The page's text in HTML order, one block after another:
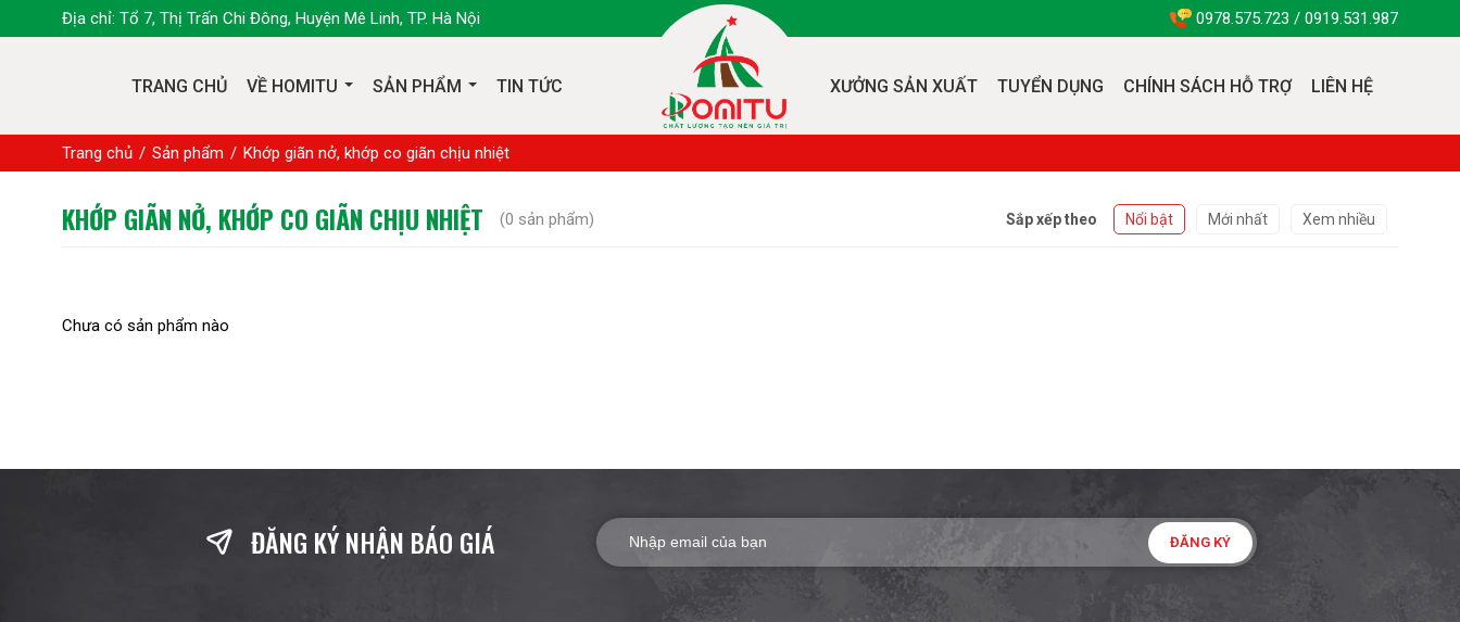
Địa chỉ: Tổ 7, Thị Trấn Chi Đông, Huyện Mê Linh, TP. Hà Nội 0978.575.723 / 0919.531.987
TRANG CHỦ VỀ HOMITU SẢN PHẨM TIN TỨC XƯỞNG SẢN XUẤT TUYỂN DỤNG CHÍNH SÁCH HỖ TRỢ LIÊN HỆ
Trang chủ Sản phẩm Khớp giãn nở, khớp co giãn chịu nhiệt
KHỚP GIÃN NỞ, KHỚP CO GIÃN CHỊU NHIỆT (0 sản phẩm) Sắp xếp theo Nổi bật Mới nhất Xem nhiều
Chưa có sản phẩm nào
ĐĂNG KÝ NHẬN BÁO GIÁ ĐĂNG KÝ